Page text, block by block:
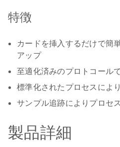
特徴
カードを挿入するだけで簡
アップ
至適化済みのプロトコール
標準化されたプロセスによ
サンプル追跡によりプロセ
製品詳細